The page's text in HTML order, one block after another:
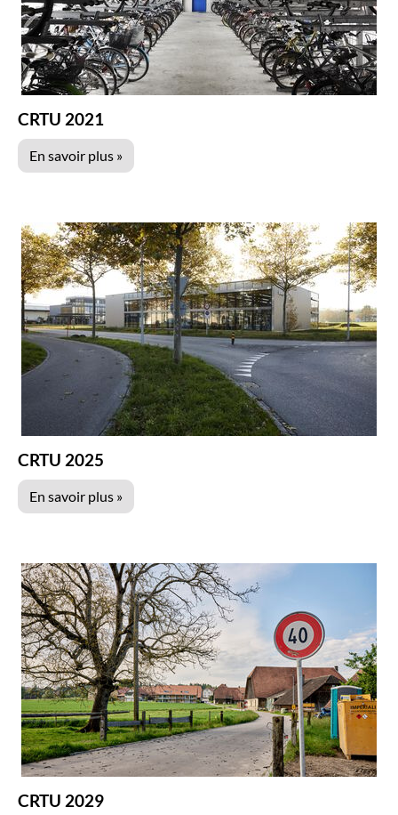
CRTU 2021
En savoir plus »
CRTU 2025
En savoir plus »
CRTU 2029